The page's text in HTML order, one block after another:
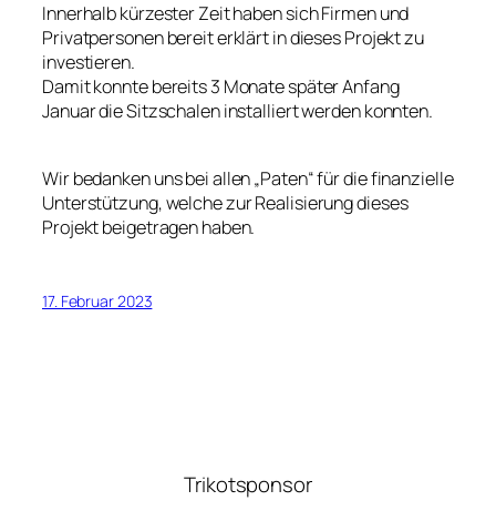
Innerhalb kürzester Zeit haben sich Firmen und
Privatpersonen bereit erklärt in dieses Projekt zu
investieren.
Damit konnte bereits 3 Monate später Anfang
Januar die Sitzschalen installiert werden konnten.
Wir bedanken uns bei allen „Paten“ für die finanzielle
Unterstützung, welche zur Realisierung dieses
Projekt beigetragen haben.
17. Februar 2023
Trikotsponsor